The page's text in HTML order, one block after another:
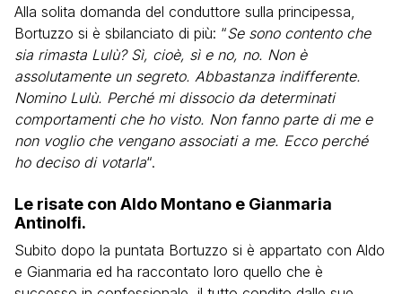
Alla solita domanda del conduttore sulla principessa,
Bortuzzo si è sbilanciato di più: “Se sono contento che
sia rimasta Lulù? Sì, cioè, sì e no, no. Non è
assolutamente un segreto. Abbastanza indifferente.
Nomino Lulù. Perché mi dissocio da determinati
comportamenti che ho visto. Non fanno parte di me e
non voglio che vengano associati a me. Ecco perché
ho deciso di votarla“.
Le risate con Aldo Montano e Gianmaria
Antinolfi.
Subito dopo la puntata Bortuzzo si è appartato con Aldo
e Gianmaria ed ha raccontato loro quello che è